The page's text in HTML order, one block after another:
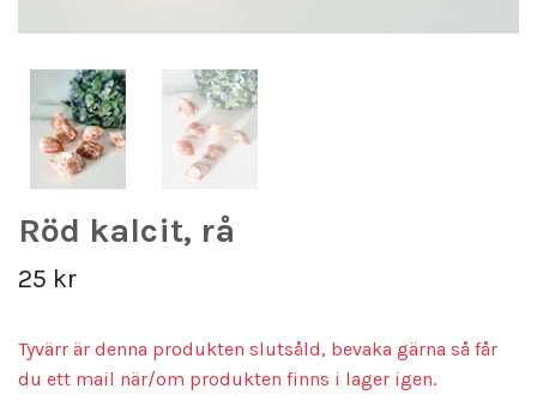
Röd kalcit, rå
25 kr
Tyvärr är denna produkten slutsåld, bevaka gärna så får
du ett mail när/om produkten finns i lager igen.